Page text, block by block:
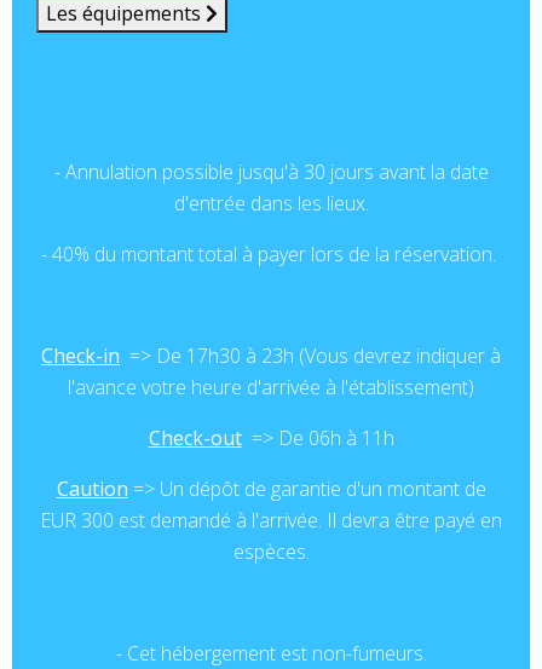
Les équipements
- Annulation possible jusqu'à 30 jours avant la date
d'entrée dans les lieux.
- 40% du montant total à payer lors de la réservation.
Check-in => De 17h30 à 23h (Vous devrez indiquer à
l'avance votre heure d'arrivée à l'établissement)
Check-out=> De 06h à 11h
Caution => Un dépôt de garantie d'un montant de
EUR 300 est demandé à l'arrivée. Il devra être payé en
espèces.
- Cet hébergement est non-fumeurs.